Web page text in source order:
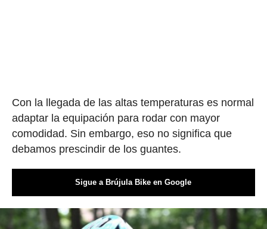
Con la llegada de las altas temperaturas es normal
adaptar la equipación para rodar con mayor
comodidad. Sin embargo, eso no significa que
debamos prescindir de los guantes.
Sigue a Brújula Bike en Google